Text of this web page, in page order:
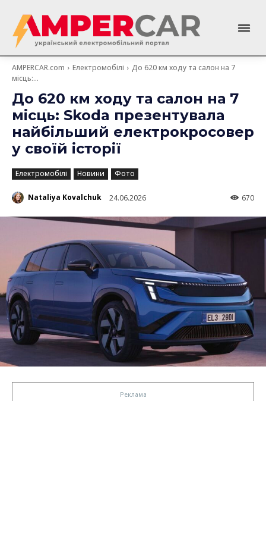
AMPERCAR.com Електромобілі
До 620 км ходу та салон на 7
місць:...
До 620 км ходу та салон на 7
місць: Skoda презентувала
найбільший електрокросовер
у своїй історії
Електромобілі Новини Фото
Nataliya Kovalchuk 24.06.2026 670